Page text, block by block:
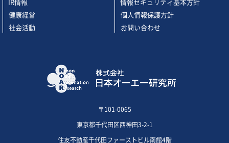
健康経営
社会活動
個人情報保護方針
お問い合わせ
〒101-0065
東京都千代田区西神田3-2-1
住友不動産千代田ファーストビル南館4階